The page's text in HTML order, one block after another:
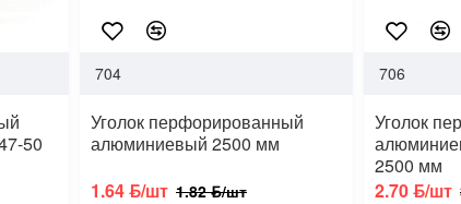
50
704
Уголок перфорированный
алюминиевый 2500 мм
1.64 ƃ/шт 1.82 ƃ/шт
706
Уголок
2500 мм
2.70 ƃ/шт